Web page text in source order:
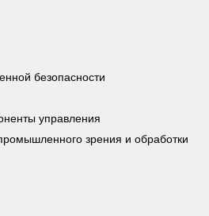
безопасности
управления
зрения и обработки